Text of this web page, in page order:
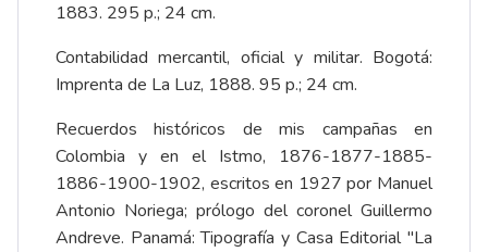
1883. 295 p.; 24 cm.
Contabilidad mercantil, oficial y militar. Bogotá:
Imprenta de La Luz, 1888. 95 p.; 24 cm.
Recuerdos históricos de mis campañas en
Colombia y en el Istmo, 1876-1877-1885-
1886-1900-1902, escritos en 1927 por Manuel
Antonio Noriega; prólogo del coronel Guillermo
Andreve. Panamá: Tipografía y Casa Editorial "La